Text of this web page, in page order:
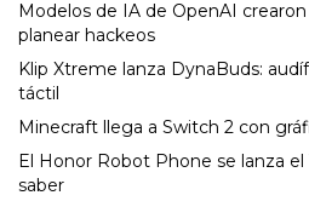
Modelos de IA de OpenAI
planear hackeos
Klip Xtreme lanza DynaBuds:
táctil
Minecraft llega a Switch 2 con
El Honor Robot Phone se lanza
saber